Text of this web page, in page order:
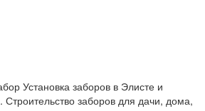
Установка заборов в Элисте и
Строительство заборов для дачи, дома,